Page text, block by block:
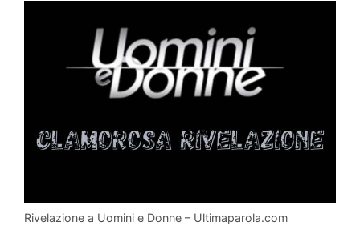
Rivelazione a Uomini e Donne – Ultimaparola.com